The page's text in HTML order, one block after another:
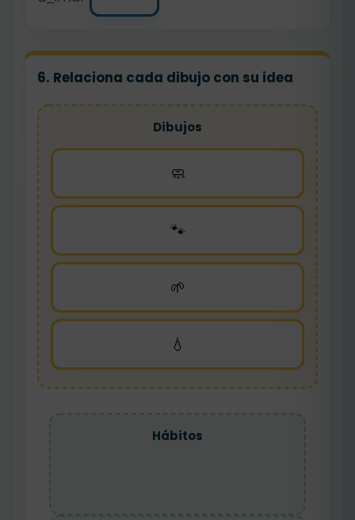
6. Relaciona cada dibujo con su idea
Dibujos
🧼
🐾
🌱
💧
Hábitos